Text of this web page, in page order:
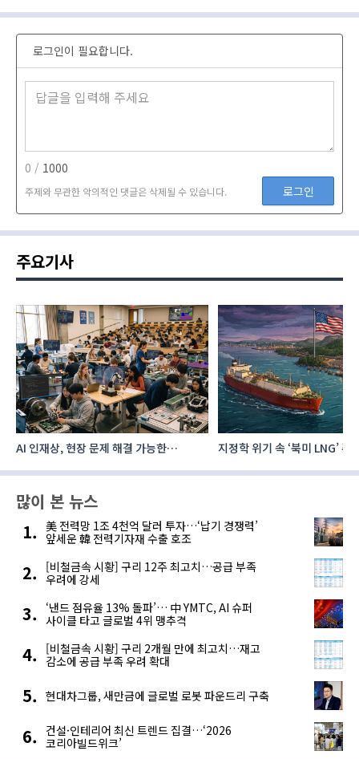
로그인이 필요합니다.
0 / 1000
주제와 무관한 악의적인 댓글은 삭제될 수 있습니다. 로그인
주요기사
지정학 위기 속 ‘북미 LNG’ 주목…한국,
AI 데이터센터 투자계획 발표,
많이 본 뉴스
美 전력망 1조 4천억 달러 투자…‘납기 경쟁력’
앞세운 韓 전력기자재 수출 호조
[비철금속 시황] 구리 12주 최고치…공급 부족
우려에 강세
‘낸드 점유율 13% 돌파’… 中 YMTC, AI 슈퍼
사이클 타고 글로벌 4위 맹추격
[비철금속 시황] 구리 2개월 만에 최고치…재고
감소에 공급 부족 우려 확대
현대차그룹, 새만금에 글로벌 로봇 파운드리 구축
건설·인테리어 최신 트렌드 집결…‘2026
코리아빌드위크’